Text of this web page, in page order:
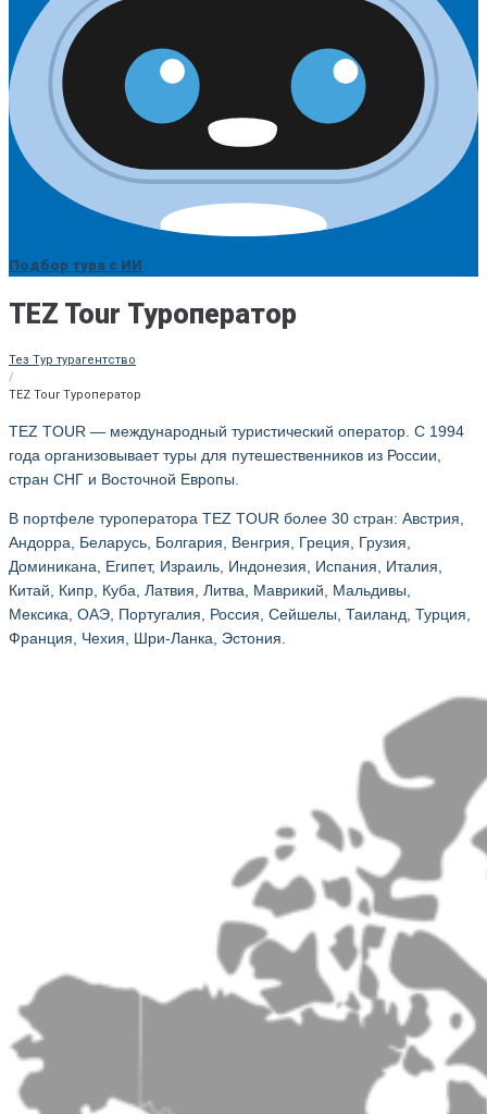
Подбор тура с ИИ
TEZ Tour Туроператор
Тез Тур турагентство
/
TEZ Tour Туроператор
TEZ TOUR — международный туристический оператор. С 1994
года организовывает туры для путешественников из России,
стран СНГ и Восточной Европы.
В портфеле туроператора TEZ TOUR более 30 стран: Австрия,
Андорра, Беларусь, Болгария, Венгрия, Греция, Грузия,
Доминикана, Египет, Израиль, Индонезия, Испания, Италия,
Китай, Кипр, Куба, Латвия, Литва, Маврикий, Мальдивы,
Мексика, ОАЭ, Португалия, Россия, Сейшелы, Таиланд, Турция,
Франция, Чехия, Шри-Ланка, Эстония.